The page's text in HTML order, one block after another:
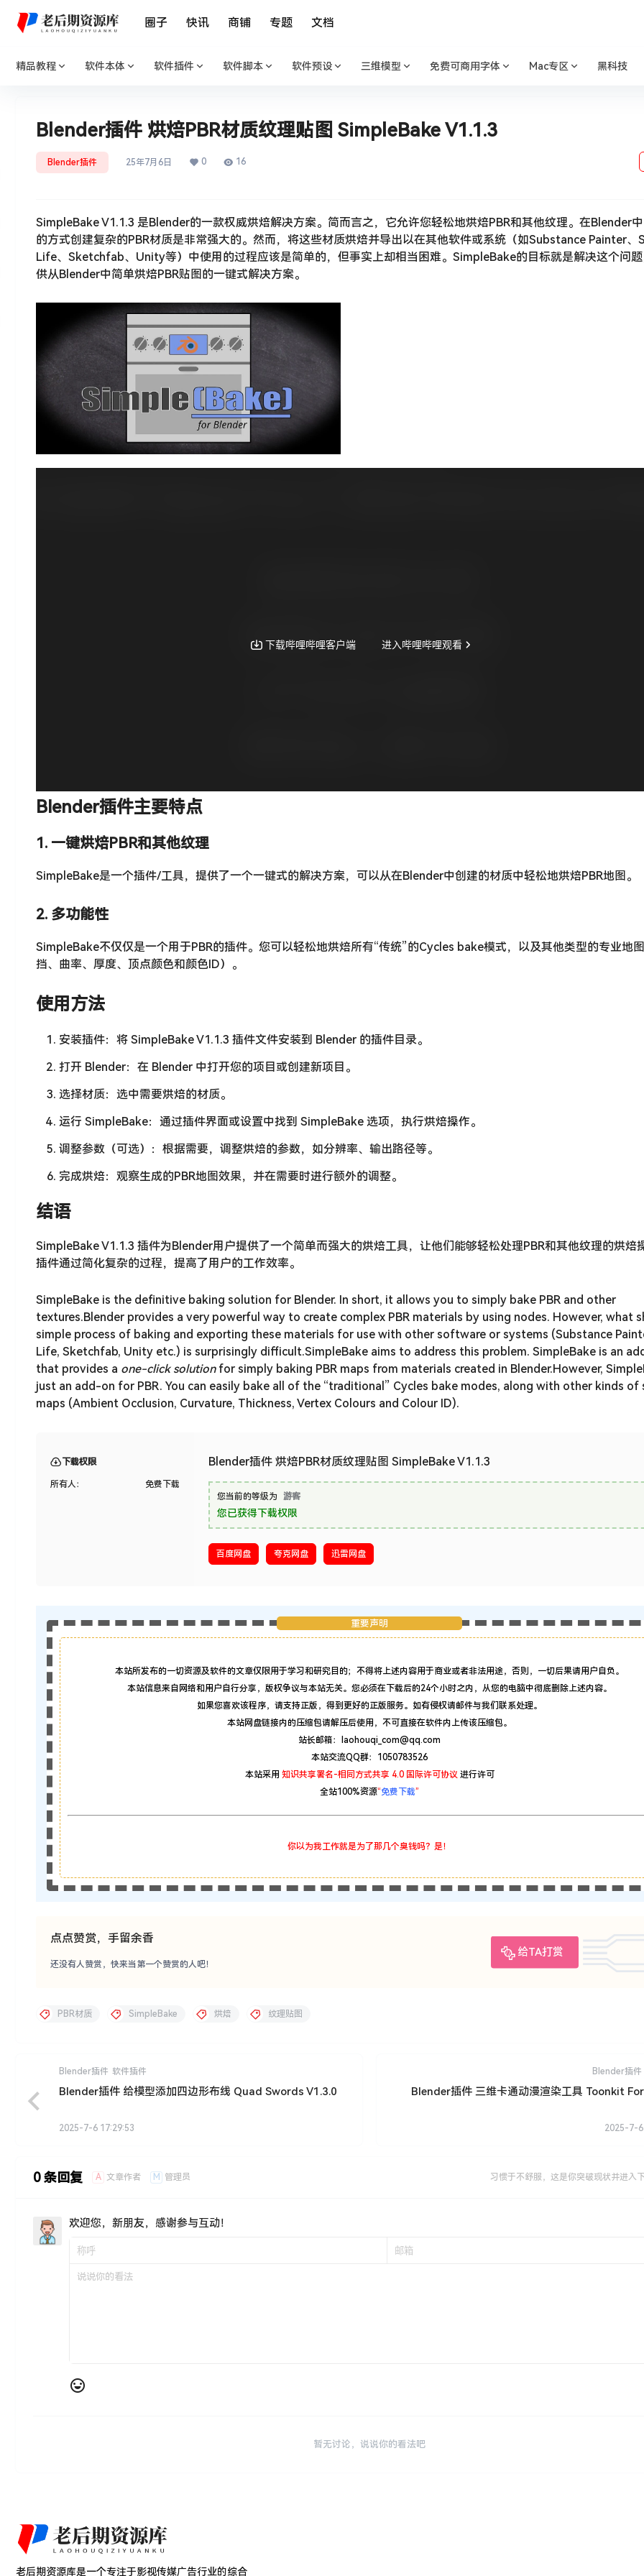
圈子 快讯 商铺 专题 文档
精品教程 软件本体 软件插件 软件脚本 软件预设 三维模型 免费可商用字体 Mac专区 黑科技
Blender插件 烘焙PBR材质纹理贴图 SimpleBake V1.1.3
Blender插件 25年7月6日 0 16
SimpleBake V1.1.3 是Blender的一款权威烘焙解决方案。简而言之，它允许您轻松地烘焙PBR和其他纹理。在Blender
的方式创建复杂的PBR材质是非常强大的。然而，将这些材质烘焙并导出以在其他软件或系统（如Substance Painter、
Life、Sketchfab、Unity等）中使用的过程应该是简单的，但事实上却相当困难。SimpleBake的目标就是解决这个问
供从Blender中简单烘焙PBR贴图的一键式解决方案。
Blender插件主要特点
1. 一键烘焙PBR和其他纹理
SimpleBake是一个插件/工具，提供了一个一键式的解决方案，可以从在Blender中创建的材质中轻松地烘焙PBR地图。
2. 多功能性
SimpleBake不仅仅是一个用于PBR的插件。您可以轻松地烘焙所有“传统”的Cycles bake模式，以及其他类型的专业地
挡、曲率、厚度、顶点颜色和颜色ID）。
使用方法
安装插件：将 SimpleBake V1.1.3 插件文件安装到 Blender 的插件目录。
打开 Blender：在 Blender 中打开您的项目或创建新项目。
选择材质：选中需要烘焙的材质。
运行 SimpleBake：通过插件界面或设置中找到 SimpleBake 选项，执行烘焙操作。
调整参数（可选）：根据需要，调整烘焙的参数，如分辨率、输出路径等。
完成烘焙：观察生成的PBR地图效果，并在需要时进行额外的调整。
结语
SimpleBake V1.1.3 插件为Blender用户提供了一个简单而强大的烘焙工具，让他们能够轻松处理PBR和其他纹理的烘焙
插件通过简化复杂的过程，提高了用户的工作效率。
SimpleBake is the definitive baking solution for Blender. In short, it allows you to simply bake PBR and other
textures.Blender provides a very powerful way to create complex PBR materials by using nodes. However, what
simple process of baking and exporting these materials for use with other software or systems (Substance
Life, Sketchfab, Unity etc.) is surprisingly difficult.SimpleBake aims to address this problem. SimpleBake is an
that provides a one-click solutionfor simply baking PBR maps from materials created in Blender.However,
just an add-on for PBR. You can easily bake all of the “traditional” Cycles bake modes, along with other kinds of
maps (Ambient Occlusion, Curvature, Thickness, Vertex Colours and Colour ID).
下载权限
所有人： 免费下载
Blender插件 烘焙PBR材质纹理贴图 SimpleBake V1.1.3
您当前的等级为 游客
您已获得下载权限
百度网盘 夸克网盘 迅雷网盘
重要声明
本站所发布的一切资源及软件的文章仅限用于学习和研究目的；不得将上述内容用于商业或者非法用途，否则，一切后果请用户自负。
本站信息来自网络和用户自行分享，版权争议与本站无关。您必须在下载后的24个小时之内，从您的电脑中彻底删除上述内容。
如果您喜欢该程序，请支持正版，得到更好的正版服务。如有侵权请邮件与我们联系处理。
本站网盘链接内的压缩包请解压后使用，不可直接在软件内上传该压缩包。
站长邮箱：laohouqi_com@qq.com
本站交流QQ群：1050783526
本站采用 知识共享署名-相同方式共享 4.0 国际许可协议 进行许可
全站100%资源“免费下载”
你以为我工作就是为了那几个臭钱吗？是！
点点赞赏，手留余香
给TA打赏
还没有人赞赏，快来当第一个赞赏的人吧！
PBR材质 SimpleBake 烘焙 纹理贴图
Blender插件 软件插件
Blender插件 给模型添加四边形布线 Quad Swords V1.3.0
2025-7-6 17:29:53
Blender插件
Blender插件 三维卡通动漫渲染工具 Toonkit
2025-7-
0 条回复 A 文章作者 M 管理员 习惯于不舒服，这是你突破现状并进入
欢迎您，新朋友，感谢参与互动！
暂无讨论，说说你的看法吧
老后期资源库是一个专注于影视传媒广告行业的综合